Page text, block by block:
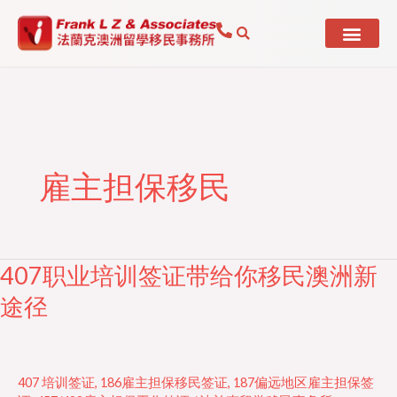
雇主担保移民
407职业培训签证带给你移民澳洲新
途径
407 培训签证, 186雇主担保移民签证, 187偏远地区雇主担保签
407
职
业